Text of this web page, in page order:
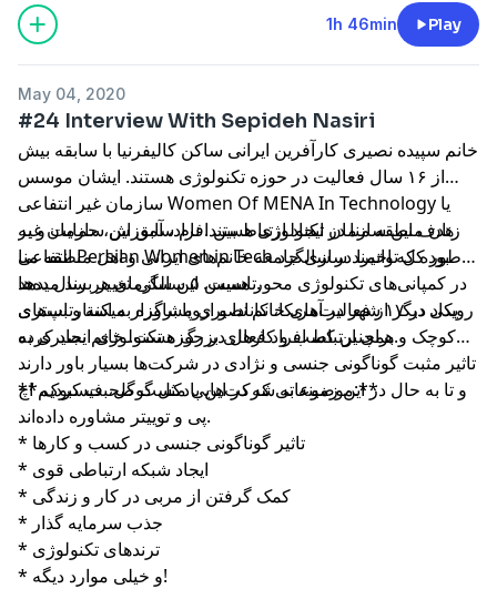
1h 46min Play
May 04, 2020
#24 Interview With Sepideh Nasiri
خانم سپیده نصیری کارآفرین ایرانی ساکن کالیفرنیا با سابقه بیش
از ۱۶ سال فعالیت در حوزه تکنولوژی هستند. ایشان موسس
سازمان غیر انتفاعی Women Of MENA In Technology یا
زنان منطقه منا در تکنولوژی هستند. نام سابق این سازمان غیر
انتفاعی Persian Women in Tech بوده که اخیرا در سالگرد
تاسیس ۵ سالگی تغییر برند میدهد.
هدف این سازمان ایجاد ارتباط بین افراد، آموزش، حمایت و به
طور کل توانمند سازی جامعه خانم‌های ایرانی و اهل منطقه منا
در کمپانی‌های تکنولوژی محور هست. این سازمان هر سال ده‌ها
رویداد در ۱۷ شهر در آمریکا، کانادا و اروپا برگزار میکنه و بستری
برای ارتباط افراد فعال در حوزه تکنولوژی ایجاد کرده.
یکی دیگر از فعالیت‌های خانم نصیری مشاوره به استارتاپ‌های
کوچک و همچنین کسب و کارهای بزرگ هست. خانم نصیری به
تاثیر مثبت گوناگونی جنسی و نژادی در شرکت‌ها بسیار باور دارند
و تا به حال در این زمینه به شرکت‌هایی مثل گوگل، فیسبوک، اچ
پی و توییتر مشاوره داده‌اند.
**موضوعاتی که در این پادکست صحبت کردیم:**
* تاثیر گوناگونی جنسی در کسب و کارها
* ایجاد شبکه ارتباطی قوی
* کمک گرفتن از مربی در کار و زندگی
* جذب سرمایه گذار
* ترند‌های تکنولوژی
* و خیلی موارد دیگه!